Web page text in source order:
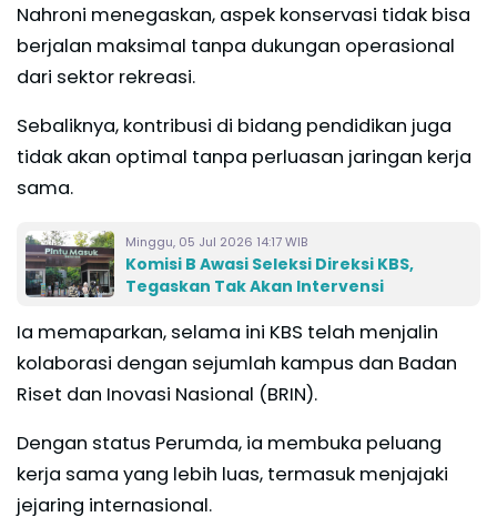
Nahroni menegaskan, aspek konservasi tidak bisa
berjalan maksimal tanpa dukungan operasional
dari sektor rekreasi.
Sebaliknya, kontribusi di bidang pendidikan juga
tidak akan optimal tanpa perluasan jaringan kerja
sama.
Minggu, 05 Jul 2026 14:17 WIB
Komisi B Awasi Seleksi Direksi KBS,
Tegaskan Tak Akan Intervensi
Ia memaparkan, selama ini KBS telah menjalin
kolaborasi dengan sejumlah kampus dan Badan
Riset dan Inovasi Nasional (BRIN).
Dengan status Perumda, ia membuka peluang
kerja sama yang lebih luas, termasuk menjajaki
jejaring internasional.